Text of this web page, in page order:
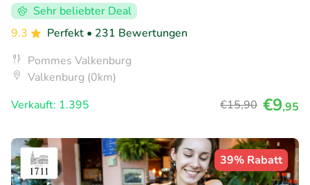
Sehr beliebter Deal
9.3
Perfekt • 231 Bewertungen
Pommes Valkenburg
Valkenburg (0km)
Verkauft: 1.395
€15,90 €9,95
39% Rabatt